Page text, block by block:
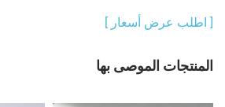
[ اطلب عرض أسعار ]
المنتجات الموصى بها